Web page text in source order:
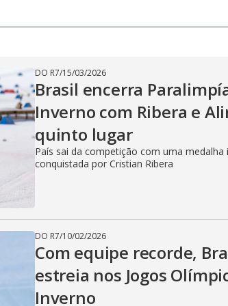
y
V
i
d
e
DO R7/15/03/2026
Brasil encerra
Inverno com Ribera e
quinto lugar
País sai da competição com uma medalha
conquistada por Cristian Ribera
DO R7/10/02/2026
Com equipe recorde,
estreia nos Jogos
Inverno